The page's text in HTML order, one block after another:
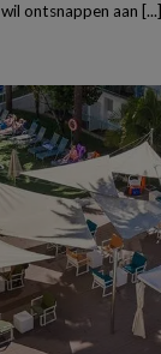
wil ontsnappen aan [...]